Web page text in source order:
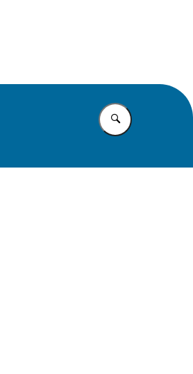
Vul in wat u